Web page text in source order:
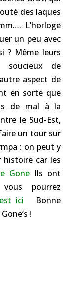
des laques
L’horloge
un peu avec
? Même leurs
soucieux de
aspect de
en sorte que
de mal à la
le Sud-Est,
un tour sur
: on peut y
histoire car les
GoneIls ont
pourrez
ici Bonne
!